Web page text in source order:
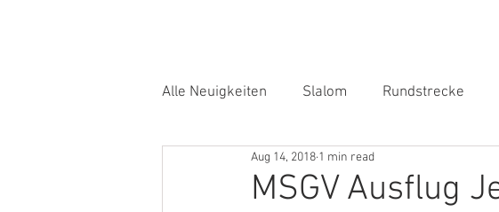
Alle Neuigkeiten Slalom Rundstrecke
MSGV Ausflug
Aug 14, 2018 1 min read